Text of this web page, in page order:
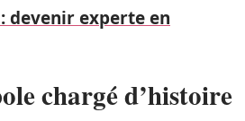
devenir experte en
chargé d’histoire